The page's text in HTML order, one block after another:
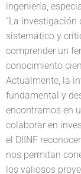
ingeniería,
“La
sistemático y
comprender un
conocimiento
Actualmente, la
fundamental y
encontramos en
colaborar en
el DIINF
nos permitan
los valiosos